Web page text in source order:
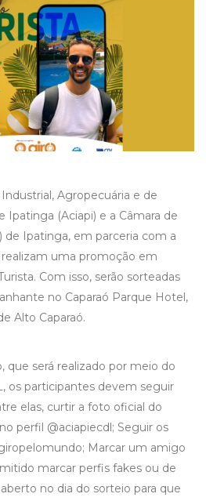
Agropecuária e de
Ipatinga (Aciapi) e a Câmara de
de Ipatinga, em parceria com a
uma promoção em
Com isso, serão sorteadas
no Caparaó Parque Hotel,
Alto Caparaó.
que será realizado por meio do
os participantes devem seguir
elas, curtir a foto oficial do
perfil @aciapiecdl; Seguir os
Marcar um amigo
marcar perfis fakes ou de
no dia do sorteio para que